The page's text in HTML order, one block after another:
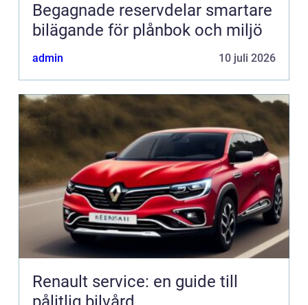
Begagnade reservdelar smartare
bilägande för plånbok och miljö
admin 10 juli 2026
Renault service: en guide till